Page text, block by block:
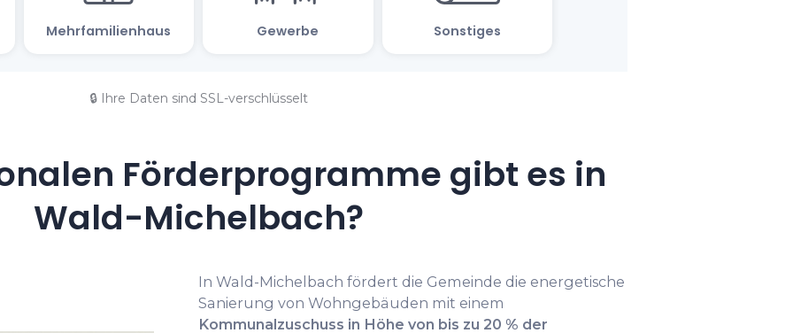
🔒 Ihre Daten sind SSL-verschlüsselt
Förderprogramme gibt es in
Wald-Michelbach?
In Wald-Michelbach fördert die Gemeinde die energetische
Sanierung von Wohngebäuden mit einem
Kommunalzuschuss in Höhe von bis zu 20 % der